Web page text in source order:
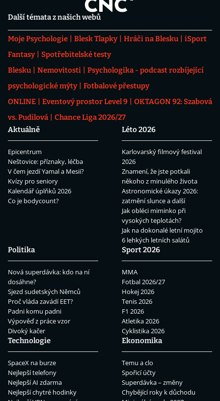
Další témata z našich webů
Moje Psychologie Blesk Tlapky Hráči na Blesku
iSport
Fantasy
Spotřebitelské testy
Blesku
Nemovitosti
Psychologika - podcast rozbíjející
psychologické mýty
Fotbalové přestupy
ONLINE
Eventový prostor Level 9
OKTAGON 92: Szabová
vs. Pudilová
Chance Liga 2026/27
Aktuálně
Epicentrum
Neštovice: příznaky, léčba
V čem jezdí Yamal a Mesii?
Kvízy pro seniory
Kalendář úplňků 2026
Co je bodycount?
Léto 2026
Karlovarský filmový festival
2026
Znamení, že jste potkali
někoho z minulého života
Astronomické úkazy 2026:
zatmění slunce a další
Jak obléci miminko při
vysokých teplotách?
Jak na dokonalé letní mojito
6 lehkých letních salátů
Politika
Nová superdávka: kdo na ní
dosáhne?
Sjezd sudetských Němců
Proč vláda zavádí EET?
Padni komu padni
Výpověď z práce vzor
Divoký kačer
Sport 2026
MMA
Fotbal 2026/27
Hokej 2026
Tenis 2026
F1 2026
Atletika 2026
Cyklistika 2026
Technologie
SpaceX na burze
Nejlepší telefony
Nejlepší AI zdarma
Nejlepší chytré hodinky
Ekonomika
Temu a clo
Spořicí účty
Superdávka – změny
Chybějící roky k důchodu